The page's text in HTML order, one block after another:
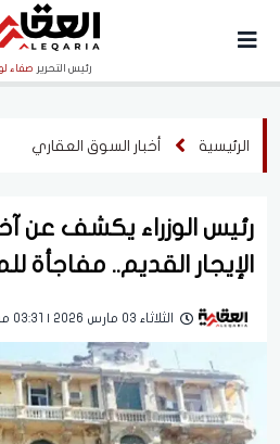
رئيس التحرير صفاء
الرئيسية أخبار السوق العقاري
رئيس الوزراء يكشف عن
الإيجار القديم.. مفاجأة
الثلاثاء 03 مارس 2026 | 03:31 مساءً